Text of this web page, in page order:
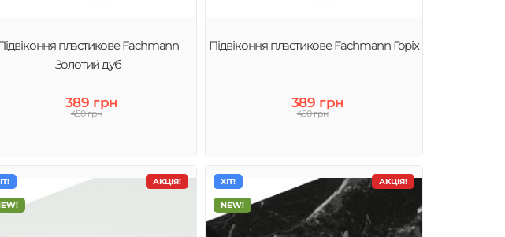
пластикове Fachmann
Золотий дуб
389 грн
450 грн
Підвіконня пластикове Fachmann Горіх
389 грн
450 грн
АКЦІЯ! АКЦІЯ!
ХІТ!
NEW!